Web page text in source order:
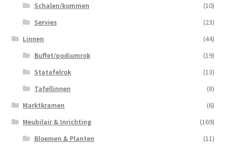
Schalen/kommen
(10)
Servies
(23)
Linnen
(44)
Buffet/podiumrok
(19)
Statafelrok
(13)
Tafellinnen
(8)
Marktkramen
(6)
Meubilair & Inrichting
(169)
Bloemen & Planten
(11)